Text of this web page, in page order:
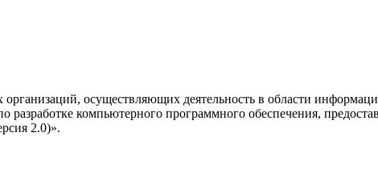
осуществляющих деятельность в области
компьютерного программного обеспечения,
2.0)».